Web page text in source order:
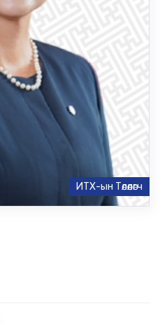
ИТХ-ын Төлөөлөгч